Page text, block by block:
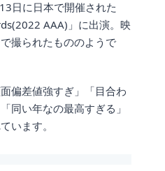
日に日本で開催された
AAA)」に出演。映
撮られたもののようで
偏差値強すぎ」「目合わ
同い年なの最高すぎる」
います。